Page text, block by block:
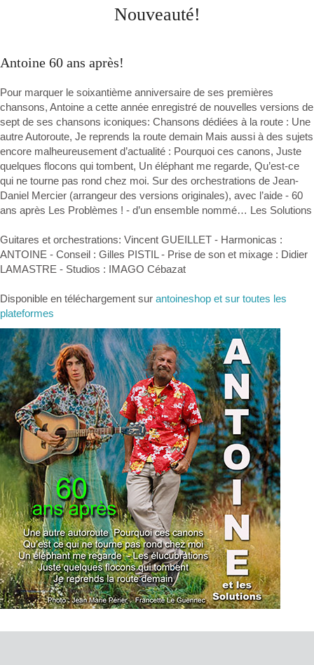
Nouveauté!
Antoine 60 ans après!
Pour marquer le soixantième anniversaire de ses premières
chansons, Antoine a cette année enregistré de nouvelles versions de
sept de ses chansons iconiques: Chansons dédiées à la route : Une
autre Autoroute, Je reprends la route demain Mais aussi à des sujets
encore malheureusement d’actualité : Pourquoi ces canons, Juste
quelques flocons qui tombent, Un éléphant me regarde, Qu’est-ce
qui ne tourne pas rond chez moi. Sur des orchestrations de Jean-
Daniel Mercier (arrangeur des versions originales), avec l’aide - 60
ans après Les Problèmes ! - d’un ensemble nommé… Les Solutions
Guitares et orchestrations: Vincent GUEILLET - Harmonicas :
ANTOINE - Conseil : Gilles PISTIL - Prise de son et mixage : Didier
LAMASTRE - Studios : IMAGO Cébazat
Disponible en téléchargement sur antoineshop et sur toutes les
plateformes